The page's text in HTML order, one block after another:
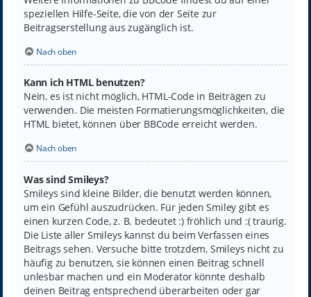
speziellen Hilfe-Seite, die von der Seite zur
Beitragserstellung aus zugänglich ist.
Nach oben
Kann ich HTML benutzen?
Nein, es ist nicht möglich, HTML-Code in Beiträgen zu
verwenden. Die meisten Formatierungsmöglichkeiten, die
HTML bietet, können über BBCode erreicht werden.
Nach oben
Was sind Smileys?
Smileys sind kleine Bilder, die benutzt werden können,
um ein Gefühl auszudrücken. Für jeden Smiley gibt es
einen kurzen Code, z. B. bedeutet :) fröhlich und :( traurig.
Die Liste aller Smileys kannst du beim Verfassen eines
Beitrags sehen. Versuche bitte trotzdem, Smileys nicht zu
häufig zu benutzen, sie können einen Beitrag schnell
unlesbar machen und ein Moderator könnte deshalb
deinen Beitrag entsprechend überarbeiten oder gar